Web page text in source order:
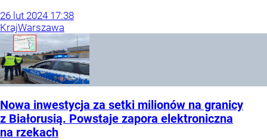
26 lut 2024 17:38
KrajWarszawa
Nowa inwestycja za setki milionów na granicy
z Białorusią. Powstaje zapora elektroniczna
na rzekach